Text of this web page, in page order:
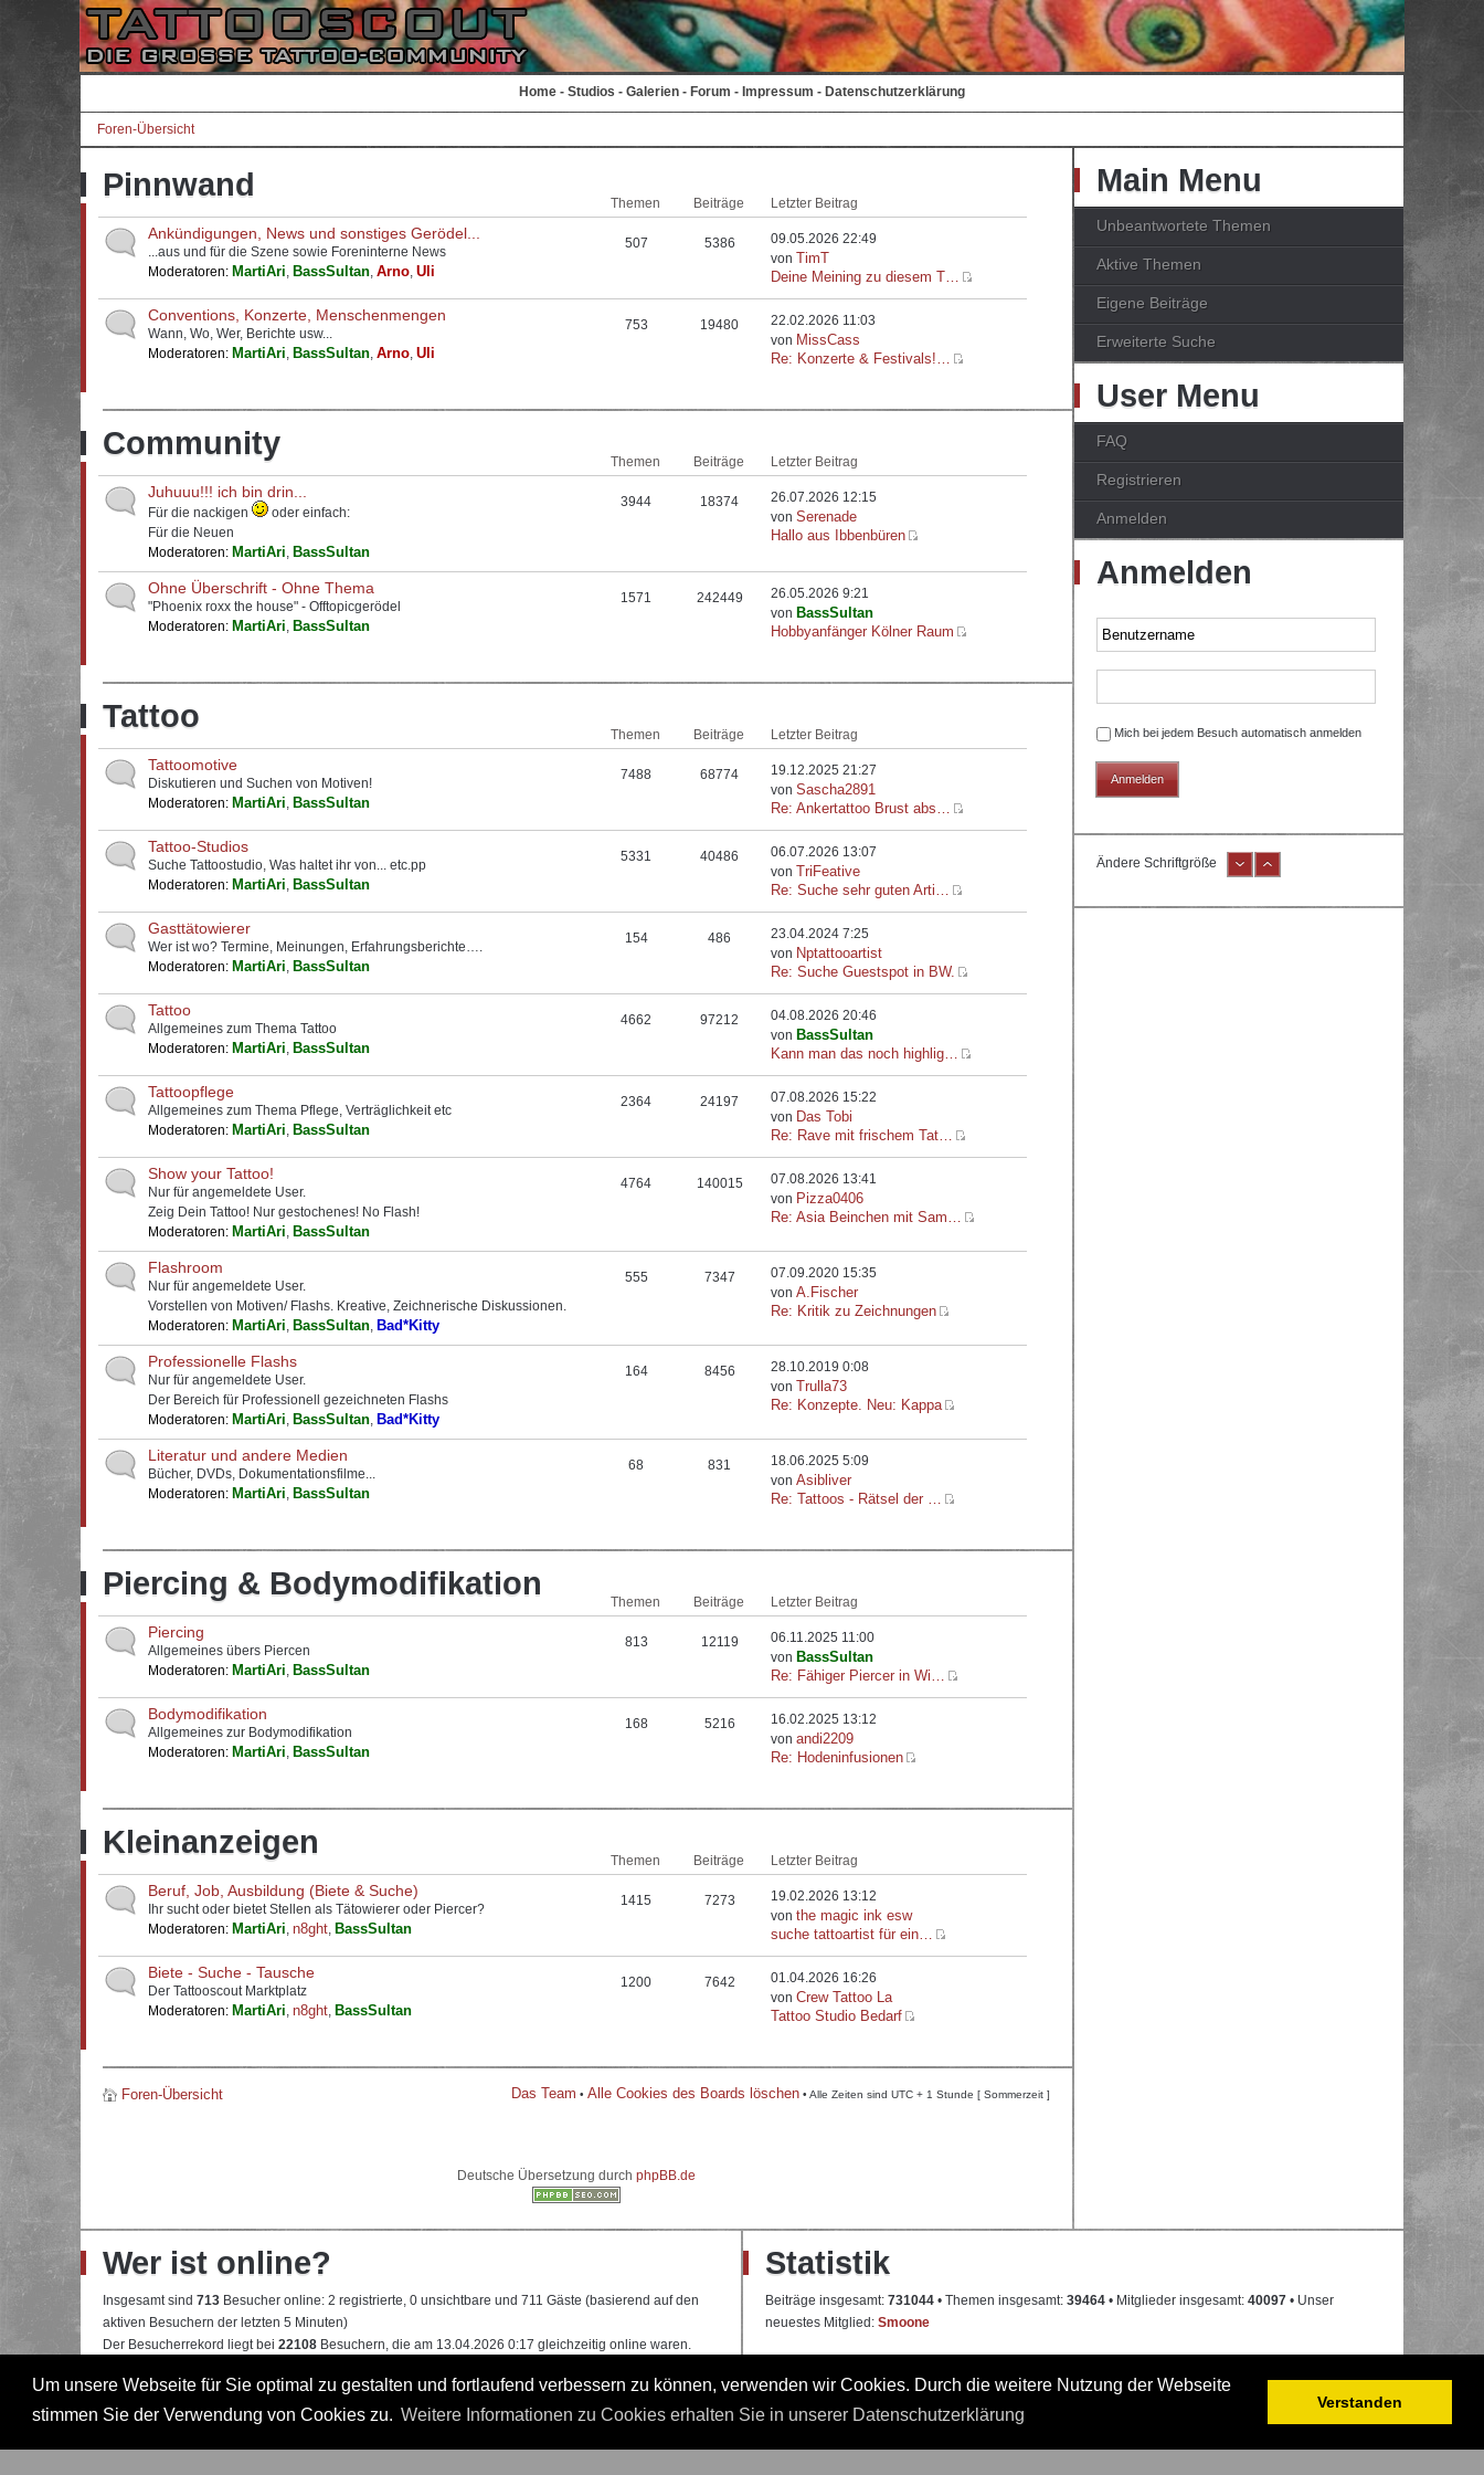
Um unsere Webseite für Sie optimal zu gestalten und fortlaufend verbessern zu können, verwenden wir Cookies. Durch die weitere Nutzung der Webseite
stimmen Sie der Verwendung von Cookies zu. Weitere Informationen zu Cookies erhalten Sie in unserer Datenschutzerklärung
Verstanden
Home - Studios - Galerien - Forum - Impressum - Datenschutzerklärung
Foren-Übersicht
Pinnwand
Themen Beiträge Letzter Beitrag
Ankündigungen, News und sonstiges Gerödel...
...aus und für die Szene sowie Foreninterne News
Moderatoren: MartiAri, BassSultan, Arno, Uli
507 5386
09.05.2026 22:49
von TimT
Deine Meining zu diesem T…
Conventions, Konzerte, Menschenmengen
Wann, Wo, Wer, Berichte usw...
Moderatoren: MartiAri, BassSultan, Arno, Uli
753 19480
22.02.2026 11:03
von MissCass
Re: Konzerte & Festivals!…
Community
Themen Beiträge Letzter Beitrag
Juhuuu!!! ich bin drin...
Für die nackigen
oder einfach:
Für die Neuen
Moderatoren: MartiAri, BassSultan
3944 18374
26.07.2026 12:15
vonSerenade
Hallo aus Ibbenbüren
Ohne Überschrift - Ohne Thema
"Phoenix roxx the house" - Offtopicgerödel
Moderatoren: MartiAri, BassSultan
1571 242449
26.05.2026 9:21
von BassSultan
Hobbyanfänger Kölner Raum
Tattoo
Themen Beiträge Letzter Beitrag
Tattoomotive
Diskutieren und Suchen von Motiven!
Moderatoren: MartiAri, BassSultan
7488 68774
19.12.2025 21:27
vonSascha2891
Re: Ankertattoo Brust abs…
Tattoo-Studios
Suche Tattoostudio, Was haltet ihr von... etc.pp
Moderatoren: MartiAri, BassSultan
5331 40486
06.07.2026 13:07
von TriFeative
Re: Suche sehr guten Arti…
Gasttätowierer
Wer ist wo? Termine, Meinungen, Erfahrungsberichte….
Moderatoren: MartiAri, BassSultan
154 486
23.04.2024 7:25
von Nptattooartist
Re: Suche Guestspot in BW.
Tattoo
Allgemeines zum Thema Tattoo
Moderatoren: MartiAri, BassSultan
4662 97212
04.08.2026 20:46
von BassSultan
Kann man das noch highlig…
Tattoopflege
Allgemeines zum Thema Pflege, Verträglichkeit etc
Moderatoren: MartiAri, BassSultan
2364 24197
07.08.2026 15:22
von Das Tobi
Re: Rave mit frischem Tat…
Show your Tattoo!
Nur für angemeldete User.
Zeig Dein Tattoo! Nur gestochenes! No Flash!
Moderatoren: MartiAri, BassSultan
4764 140015
07.08.2026 13:41
von Pizza0406
Re: Asia Beinchen mit Sam…
Flashroom
Nur für angemeldete User.
Vorstellen von Motiven/ Flashs. Kreative, Zeichnerische Diskussionen.
Moderatoren: MartiAri, BassSultan, Bad*Kitty
555 7347
07.09.2020 15:35
vonA.Fischer
Re: Kritik zu Zeichnungen
Professionelle Flashs
Nur für angemeldete User.
Der Bereich für Professionell gezeichneten Flashs
Moderatoren: MartiAri, BassSultan, Bad*Kitty
164 8456
28.10.2019 0:08
von Trulla73
Re: Konzepte. Neu: Kappa
Literatur und andere Medien
Bücher, DVDs, Dokumentationsfilme...
Moderatoren: MartiAri, BassSultan
68 831
18.06.2025 5:09
vonAsibliver
Re: Tattoos - Rätsel der …
Piercing & Bodymodifikation
Themen Beiträge Letzter Beitrag
Piercing
Allgemeines übers Piercen
Moderatoren: MartiAri, BassSultan
813 12119
06.11.2025 11:00
von BassSultan
Re: Fähiger Piercer in Wi…
Bodymodifikation
Allgemeines zur Bodymodifikation
Moderatoren: MartiAri, BassSultan
168 5216
16.02.2025 13:12
vonandi2209
Re: Hodeninfusionen
Kleinanzeigen
Themen Beiträge Letzter Beitrag
Beruf, Job, Ausbildung (Biete & Suche)
Ihr sucht oder bietet Stellen als Tätowierer oder Piercer?
Moderatoren: MartiAri, n8ght, BassSultan
1415 7273
19.02.2026 13:12
vonthe magic ink esw
suche tattoartist für ein…
Biete - Suche - Tausche
Der Tattooscout Marktplatz
Moderatoren: MartiAri, n8ght, BassSultan
1200 7642
01.04.2026 16:26
vonCrew Tattoo La
Tattoo Studio Bedarf
Foren-Übersicht Das Team • Alle Cookies des Boards löschen • Alle Zeiten sind UTC + 1 Stunde [ Sommerzeit ]
Deutsche Übersetzung durch phpBB.de
Main Menu
Unbeantwortete Themen
Aktive Themen
Eigene Beiträge
Erweiterte Suche
User Menu
FAQ
Registrieren
Anmelden
Anmelden
Mich bei jedem Besuch automatisch anmelden
Ändere Schriftgröße
Wer ist online?
Insgesamt sind 713 Besucher online: 2 registrierte, 0 unsichtbare und 711 Gäste (basierend auf den
aktiven Besuchern der letzten 5 Minuten)
Der Besucherrekord liegt bei 22108 Besuchern, die am 13.04.2026 0:17 gleichzeitig online waren.
Mitglieder:Google [Bot], Google Adsense [Bot]
Legende: Administrator,Moderator,Professional Professional in Ausbildung
Statistik
Beiträge insgesamt: 731044 • Themen insgesamt: 39464 • Mitglieder insgesamt: 40097 • Unser
neuestes Mitglied: Smoone